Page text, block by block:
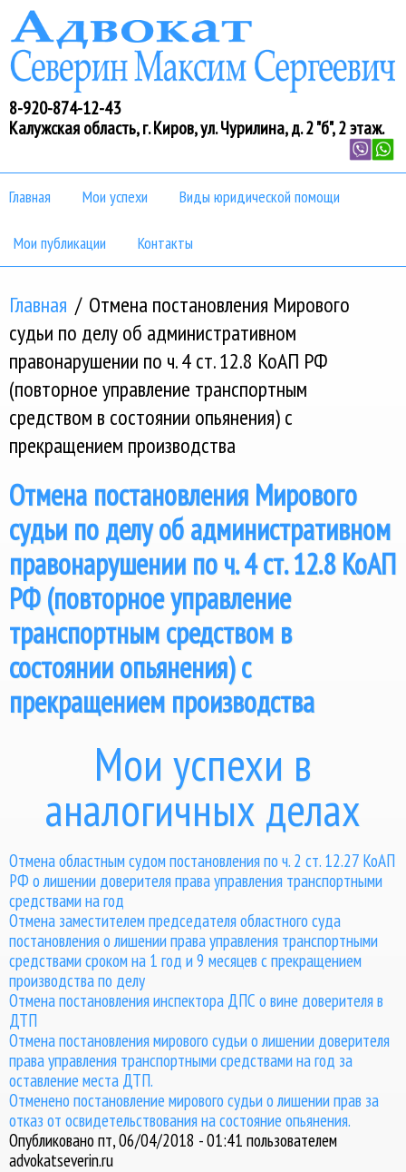
Перейти к основному содержанию
8-920-874-12-43
Калужская область, г. Киров, ул. Чурилина, д. 2 "б", 2 этаж.
Главная Мои успехи Виды юридической помощи
Мои публикации Контакты
Главная / Отмена постановления Мирового
судьи по делу об административном
правонарушении по ч. 4 ст. 12.8 КоАП РФ
(повторное управление транспортным
средством в состоянии опьянения) с
прекращением производства
Отмена постановления Мирового
судьи по делу об административном
правонарушении по ч. 4 ст. 12.8 КоАП
РФ (повторное управление
транспортным средством в
состоянии опьянения) с
прекращением производства
Мои успехи в
аналогичных делах
Отмена областным судом постановления по ч. 2 ст. 12.27 КоАП
РФ о лишении доверителя права управления транспортными
средствами на год
Отмена заместителем председателя областного суда
постановления о лишении права управления транспортными
средствами сроком на 1 год и 9 месяцев с прекращением
производства по делу
Отмена постановления инспектора ДПС о вине доверителя в
ДТП
Отмена постановления мирового судьи о лишении доверителя
права управления транспортными средствами на год за
оставление места ДТП.
Отменено постановление мирового судьи о лишении прав за
отказ от освидетельствования на состояние опьянения.
Опубликовано пт, 06/04/2018 - 01:41 пользователем
advokatseverin.ru